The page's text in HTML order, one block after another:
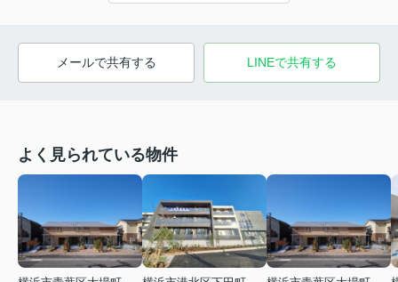
メールで共有する LINEで共有する
よく見られている物件